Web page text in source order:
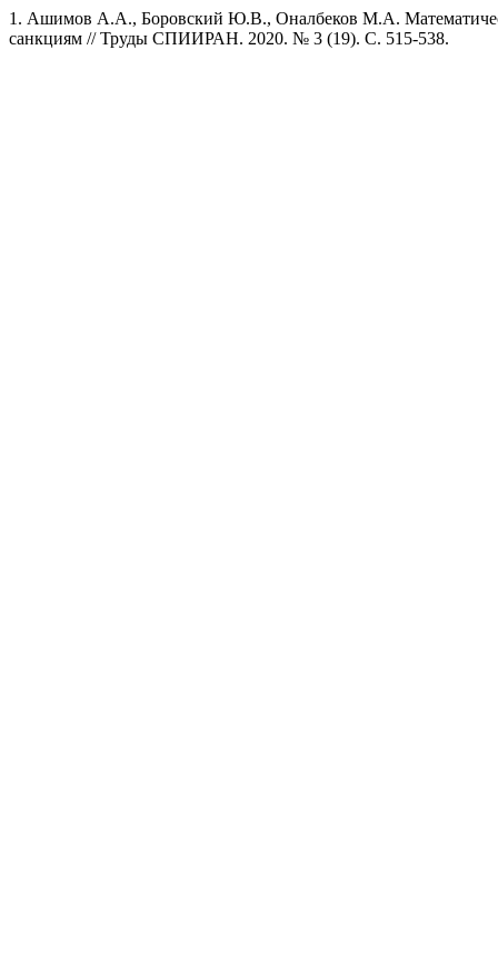
1. Ашимов А.А., Боровский Ю.В., Оналбеков М.А.
санкциям // Труды СПИИРАН. 2020. № 3 (19). C. 515-538.